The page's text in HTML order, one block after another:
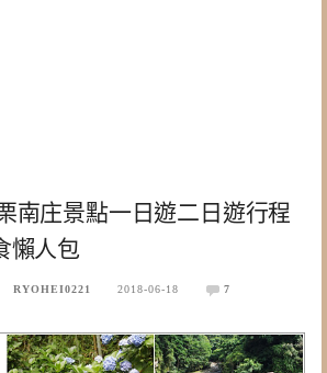
南庄景點一日遊二日遊行程
懶人包
RYOHEI0221 2018-06-18 7